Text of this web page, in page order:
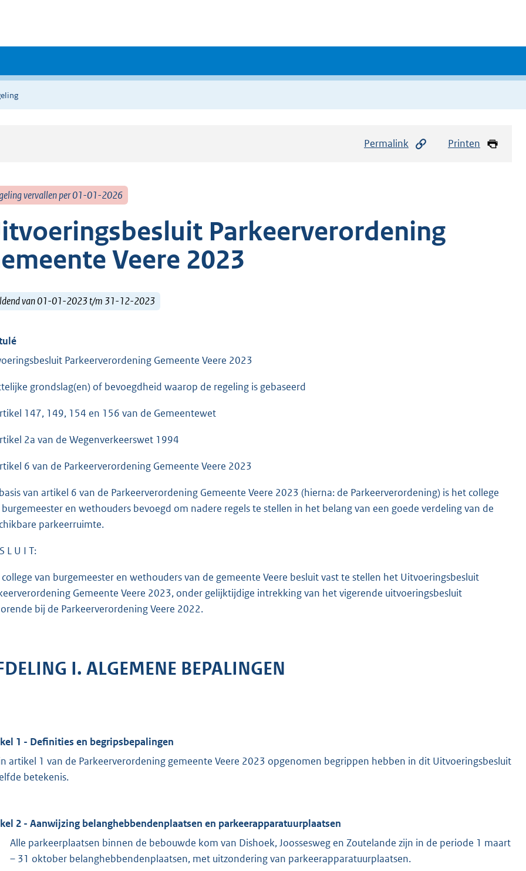
Permalink Printen
vervallen per 01-01-2026
Parkeerverordening
Veere 2023
van 01-01-2023 t/m 31-12-2023
Parkeerverordening Gemeente Veere 2023
grondslag(en) of bevoegdheid waarop de regeling is gebaseerd
147, 149, 154 en 156 van de Gemeentewet
2a van de Wegenverkeerswet 1994
6 van de Parkeerverordening Gemeente Veere 2023
van artikel 6 van de Parkeerverordening Gemeente Veere 2023 (hierna: de Parkeerverordening) is het college
en wethouders bevoegd om nadere regels te stellen in het belang van een goede verdeling van de
parkeerruimte.
L U I T:
van burgemeester en wethouders van de gemeente Veere besluit vast te stellen het Uitvoeringsbesluit
Gemeente Veere 2023, onder gelijktijdige intrekking van het vigerende uitvoeringsbesluit
bij de Parkeerverordening Veere 2022.
I. ALGEMENE BEPALINGEN
1 - Definities en begripsbepalingen
artikel 1 van de Parkeerverordening gemeente Veere 2023 opgenomen begrippen hebben in dit Uitvoeringsbesluit
betekenis.
2 - Aanwijzing belanghebbendenplaatsen en parkeerapparatuurplaatsen
Alle parkeerplaatsen binnen de bebouwde kom van Dishoek, Joossesweg en Zoutelande zijn in de periode 1 maart
– 31 oktober belanghebbendenplaatsen, met uitzondering van parkeerapparatuurplaatsen.